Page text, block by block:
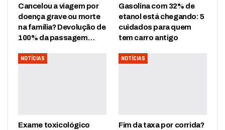
Cancelou a viagem por
doença grave ou morte
na família? Devolução de
100% da passagem…
Gasolina com 32% de
etanol está chegando: 5
cuidados para quem
tem carro antigo
NOTÍCIAS
Exame toxicológico
NOTÍCIAS
Fim da taxa por corrida?